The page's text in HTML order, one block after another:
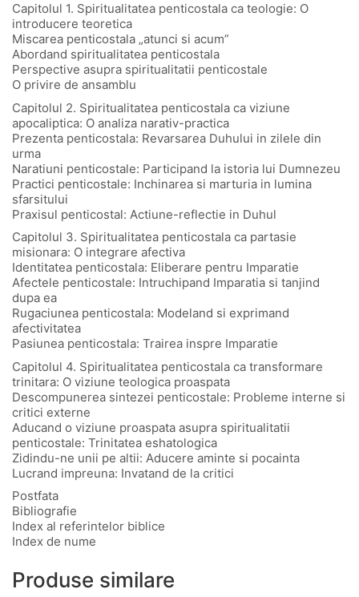
Capitolul 1. Spiritualitatea penticostala ca teologie: O
introducere teoretica
Miscarea penticostala „atunci si acum”
Abordand spiritualitatea penticostala
Perspective asupra spiritualitatii penticostale
O privire de ansamblu
Capitolul 2. Spiritualitatea penticostala ca viziune
apocaliptica: O analiza narativ-practica
Prezenta penticostala: Revarsarea Duhului in zilele din
urma
Naratiuni penticostale: Participand la istoria lui Dumnezeu
Practici penticostale: Inchinarea si marturia in lumina
sfarsitului
Praxisul penticostal: Actiune-reflectie in Duhul
Capitolul 3. Spiritualitatea penticostala ca partasie
misionara: O integrare afectiva
Identitatea penticostala: Eliberare pentru Imparatie
Afectele penticostale: Intruchipand Imparatia si tanjind
dupa ea
Rugaciunea penticostala: Modeland si exprimand
afectivitatea
Pasiunea penticostala: Trairea inspre Imparatie
Capitolul 4. Spiritualitatea penticostala ca transformare
trinitara: O viziune teologica proaspata
Descompunerea sintezei penticostale: Probleme interne si
critici externe
Aducand o viziune proaspata asupra spiritualitatii
penticostale: Trinitatea eshatologica
Zidindu-ne unii pe altii: Aducere aminte si pocainta
Lucrand impreuna: Invatand de la critici
Postfata
Bibliografie
Index al referintelor biblice
Index de nume
Produse similare